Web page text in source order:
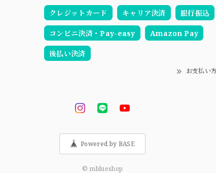
クレジットカード
キャリア決済 銀行振込
コンビニ決済・Pay-easy Amazon Pay
後払い決済
お支払い
Powered by BASE
© mblueshop